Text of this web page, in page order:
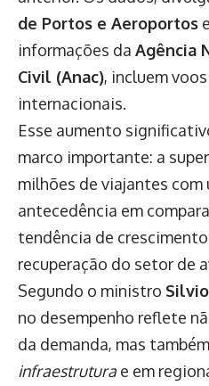
de Portos e Aeroportos
informações da Agência
Civil (Anac), incluem
internacionais.
Esse aumento
marco importante: a
milhões de viajantes com
antecedência em
tendência de
recuperação do setor de
Segundo o ministro
no desempenho reflete
da demanda, mas
infraestruturae em